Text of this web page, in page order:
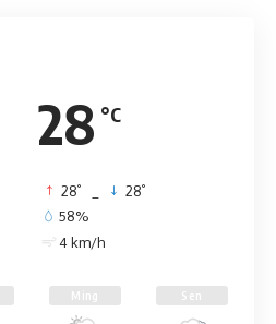
28 °C
28° 28°
58%
4 km/h
Ming Sen